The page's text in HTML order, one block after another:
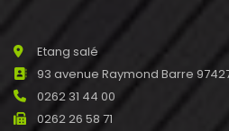
Etang salé
93 avenue Raymond Barre 97427
0262 31 44 00
0262 26 58 71